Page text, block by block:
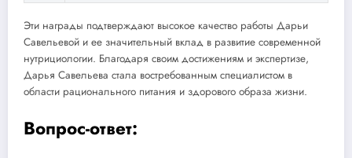
Эти награды подтверждают высокое качество работы Дарьи
Савельевой и ее значительный вклад в развитие современной
нутрициологии. Благодаря своим достижениям и экспертизе,
Дарья Савельева стала востребованным специалистом в
области рационального питания и здорового образа жизни.
Вопрос-ответ: